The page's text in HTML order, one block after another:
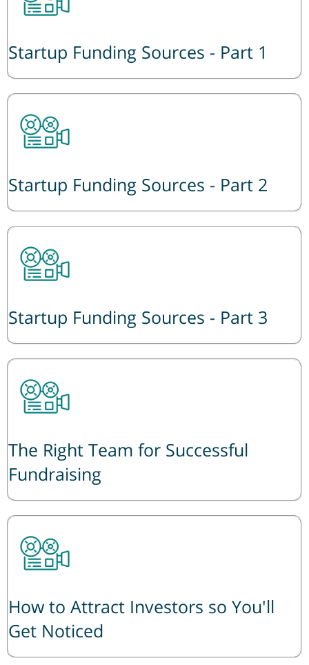
Startup Funding Sources - Part 1
Startup Funding Sources - Part 2
Startup Funding Sources - Part 3
The Right Team for Successful
Fundraising
How to Attract Investors so You'll
Get Noticed